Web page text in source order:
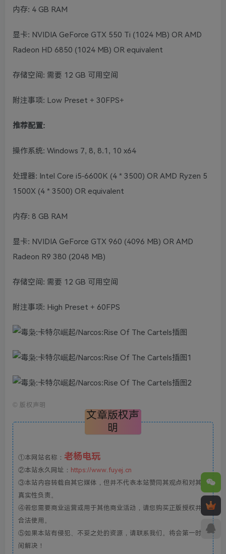
内存: 4 GB RAM
显卡: NVIDIA GeForce GTX 550 Ti (1024 MB) OR AMD
Radeon HD 6850 (1024 MB) OR equivalent
存储空间: 需要 12 GB 可用空间
附注事项: Low Preset + 30FPS+
推荐配置:
操作系统: Windows 7, 8, 8.1, 10 x64
处理器: Intel Core i5-6600K (4 * 3500) OR AMD Ryzen 5
1500X (4 * 3500) OR equivalent
内存: 8 GB RAM
显卡: NVIDIA GeForce GTX 960 (4096 MB) OR AMD
Radeon R9 380 (2048 MB)
存储空间: 需要 12 GB 可用空间
附注事项: High Preset + 60FPS
© 版权声明
文章版权声
明
①本网站名称： 老杨电玩
②本站永久网址： https://www.fuyej.cn
③本站内容转载自其它媒体，但并不代表本站赞同其观点和对其
真实性负责。
④若您需要商业运营或用于其他商业活动，请您购买正版授权并
合法使用。
⑤如果本站有侵犯、不妥之处的资源，请联系我们。将会第一时
间解决！